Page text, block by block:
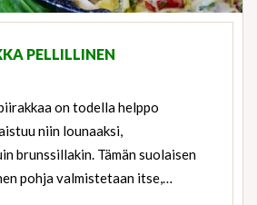
PELLILLINEN
on todella helppo
niin lounaaksi,
brunssillakin. Tämän suolaisen
pohja valmistetaan itse,…